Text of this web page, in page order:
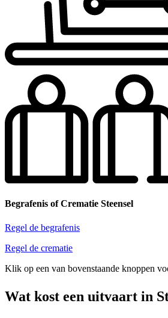
Begrafenis of Crematie Steensel
Regel de begrafenis
Regel de crematie
Klik op een van bovenstaande knoppen
Wat kost een uitvaart in